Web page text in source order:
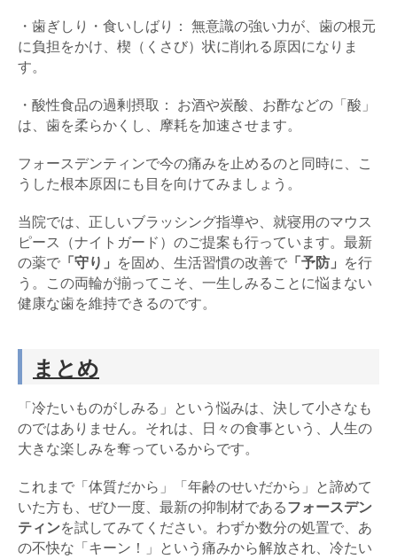
・歯ぎしり・食いしばり： 無意識の強い力が、歯の根元
に負担をかけ、楔（くさび）状に削れる原因になりま
す。
・酸性食品の過剰摂取： お酒や炭酸、お酢などの「酸」
は、歯を柔らかくし、摩耗を加速させます。
フォースデンティンで今の痛みを止めるのと同時に、こ
うした根本原因にも目を向けてみましょう。
当院では、正しいブラッシング指導や、就寝用のマウス
ピース（ナイトガード）のご提案も行っています。最新
の薬で 「守り」 を固め、生活習慣の改善で 「予防」
を行
う。この両輪が揃ってこそ、一生しみることに悩まない
健康な歯を維持できるのです。
まとめ
「冷たいものがしみる」という悩みは、決して小さなも
のではありません。それは、日々の食事という、人生の
大きな楽しみを奪っているからです。
これまで「体質だから」「年齢のせいだから」と諦めて
いた方も、ぜひ一度、最新の抑制材であるフォースデン
ティンを試してみてください。わずか数分の処置で、あ
の不快な「キーン！」という痛みから解放され、冷たい